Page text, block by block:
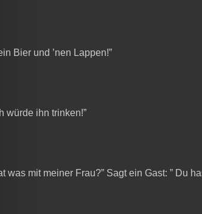
Bier und ’nen Lappen!”
würde ihn trinken!”
mit meiner Frau?” Sagt ein Gast: ” Du